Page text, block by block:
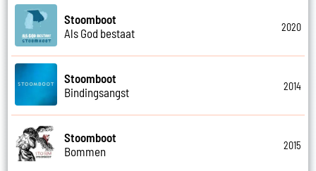
Stoomboot
Als God bestaat
2020
Stoomboot
Bindingsangst
2014
Stoomboot
Bommen
2015